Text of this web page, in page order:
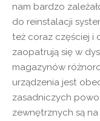
nam bardzo
do reinstalacji
też coraz częściej i
zaopatrują się w
magazynów
urządzenia jest
zasadniczych
zewnętrznych są